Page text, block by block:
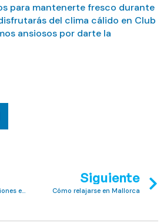
para mantenerte fresco durante
del clima cálido en Club
ansiosos por darte la
Siguiente
Cómo relajarse en Mallorca